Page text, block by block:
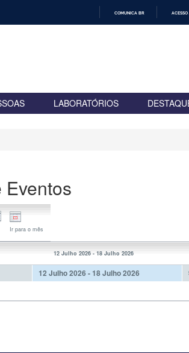
COMUNICA BR
LABORATÓRIOS
Ir para o mês
12 Julho 2026 - 18 Julho 2026
12 Julho 2026 - 18 Julho 2026